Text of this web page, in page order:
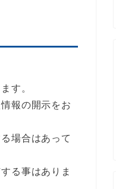
す。
報の開示をお
場合はあって
る事はありま